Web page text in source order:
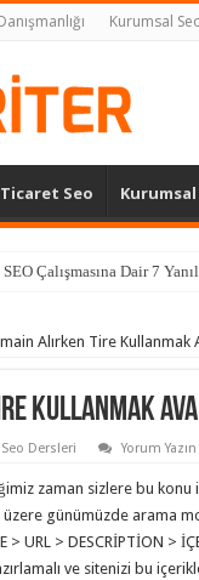
Kurumsal
Ticaret Seo Kurumsal
Çalışmasına Dair 7
Alırken Tire Kullanmak
Kullanmak
Seo Dersleri Yorum Yazın
zaman sizlere bu konu
üzere günümüzde arama
URL > DESCRİPTİON >
ve sitenizi bu